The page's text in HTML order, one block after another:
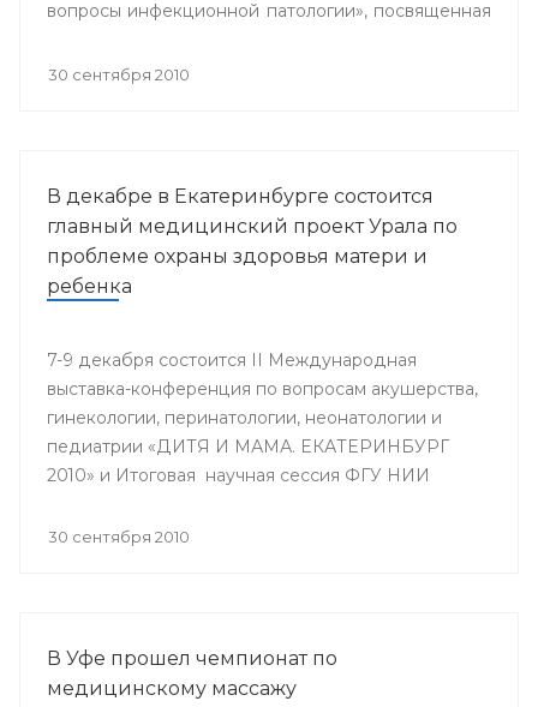
вопросы инфекционной патологии», посвященная
№4 города Уфы.
30 сентября 2010
В декабре в Екатеринбурге состоится
главный медицинский проект Урала по
проблеме охраны здоровья матери и
ребенка
7-9 декабря состоится II Международная
выставка-конференция по вопросам акушерства,
гинекологии, перинатологии, неонатологии и
педиатрии «ДИТЯ И МАМА. ЕКАТЕРИНБУРГ
2010» и Итоговая научная сессия ФГУ НИИ
УГМА, посвященная 25-летию кафедры.
30 сентября 2010
В Уфе прошел чемпионат по
медицинскому массажу